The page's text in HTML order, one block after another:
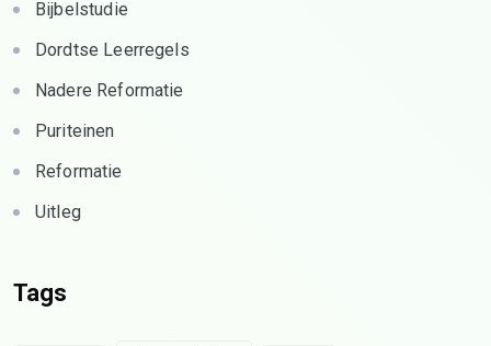
Bijbelstudie
Dordtse Leerregels
Nadere Reformatie
Puriteinen
Reformatie
Uitleg
Tags